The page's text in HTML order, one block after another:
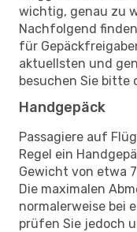
wichtig, genau zu
Nachfolgend
für
aktuellsten und
besuchen Sie bitte
Handgepäck
Passagiere auf
Regel ein
Gewicht von etwa
Die maximalen
normalerweise bei
prüfen Sie jedoch